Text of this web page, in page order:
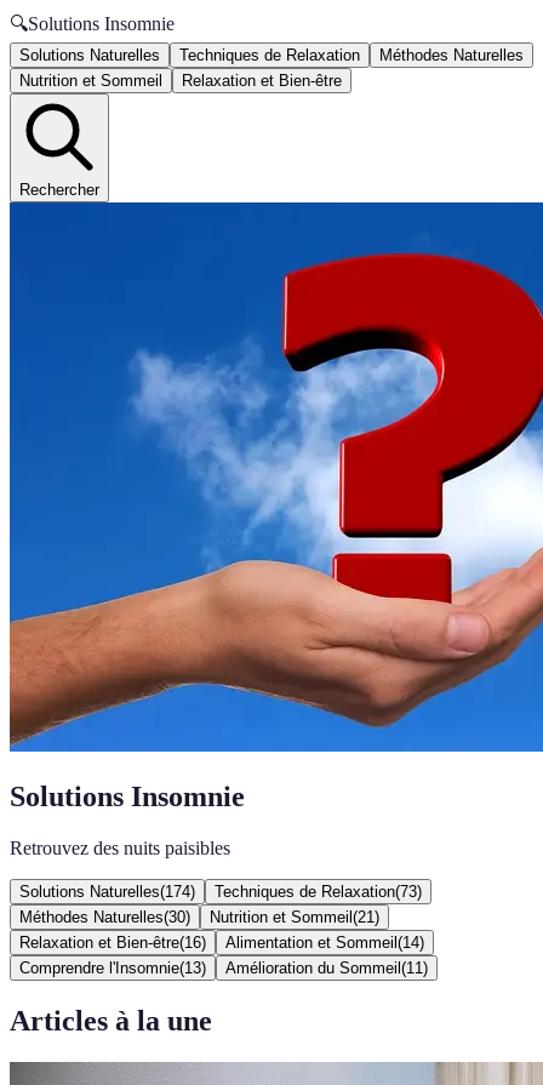
🔍Solutions Insomnie
Solutions Naturelles Techniques de Relaxation
Méthodes Naturelles
Nutrition et Sommeil
Relaxation et Bien-être
Rechercher
Solutions Insomnie
Retrouvez des nuits paisibles
Solutions Naturelles(174) Techniques de Relaxation(73)
Méthodes Naturelles(30) Nutrition et Sommeil (21 )
Relaxation et Bien-être(16) Alimentation et Sommeil (14)
Comprendre l'Insomnie(13) Amélioration du Sommeil (11 )
Articles à la une